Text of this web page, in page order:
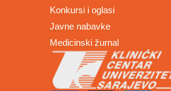
Konkursi i oglasi
Javne nabavke
Medicinski žurnal